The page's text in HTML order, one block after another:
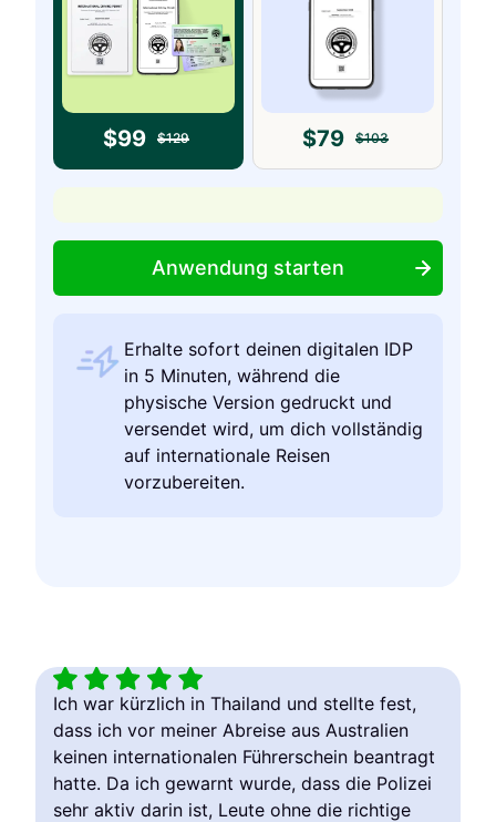
$99 $129 $79 $103
Anwendung starten
Erhalte sofort deinen digitalen IDP
in 5 Minuten, während die
physische Version gedruckt und
versendet wird, um dich vollständig
auf internationale Reisen
vorzubereiten.
Ich war kürzlich in Thailand und stellte fest,
dass ich vor meiner Abreise aus Australien
keinen internationalen Führerschein beantragt
hatte. Da ich gewarnt wurde, dass die Polizei
sehr aktiv darin ist, Leute ohne die richtige